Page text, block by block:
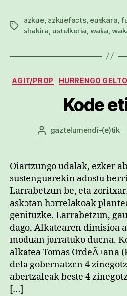
Etiketak
azkue, azkuefacts, euskara
shakira ustelkeria waka ,
AGIT/PROP HURRENGO
Kode
Argitalpenaren
gaztelumendi-(e)tik
Oiartzungo udalak, ezker
sustenguarekin adostu
Larrabetzun be, eta
askotan horrelakoak
genituzke. Larrabetzun,
dago, Alkatearen dimisioa
moduan jorratuko duena.
alkatea Tomas OrdeÃ±ana
dela gobernatzen 4
abertzaleak beste 4
[…]